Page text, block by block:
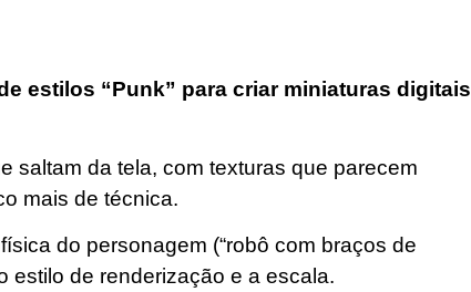
estilos “Punk” para criar miniaturas digitais
saltam da tela, com texturas que parecem
mais de técnica.
do personagem (“robô com braços de
estilo de renderização e a escala.